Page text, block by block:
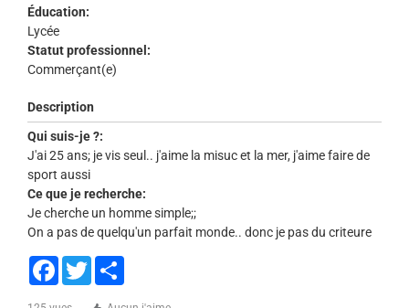
Éducation:
Lycée
Statut professionnel:
Commerçant(e)
Description
Qui suis-je ?:
J'ai 25 ans; je vis seul.. j'aime la misuc et la mer, j'aime faire de
sport aussi
Ce que je recherche:
Je cherche un homme simple;;
On a pas de quelqu'un parfait monde.. donc je pas du criteure
Facebook
Twitter